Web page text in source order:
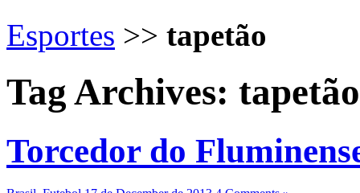
Esportes >> tapetão
Tag Archives: tapetão
Torcedor do